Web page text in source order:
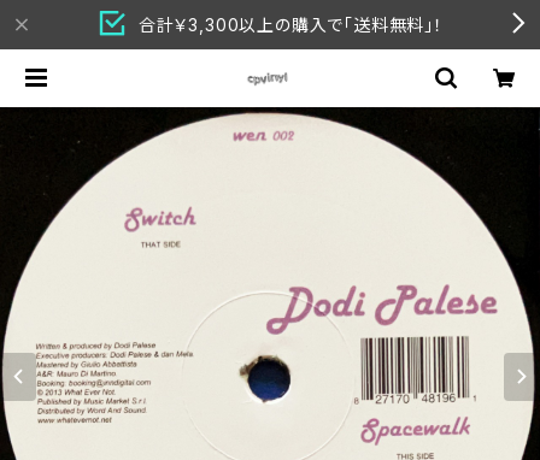
合計￥3,300以上の購入で「送料無料」！